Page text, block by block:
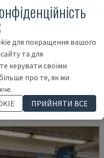
ЦЕНТР
21.000 €
для покращення вашого
та для
керувати своїми
про те, як ми
ПРИЙНЯТИ ВСЕ